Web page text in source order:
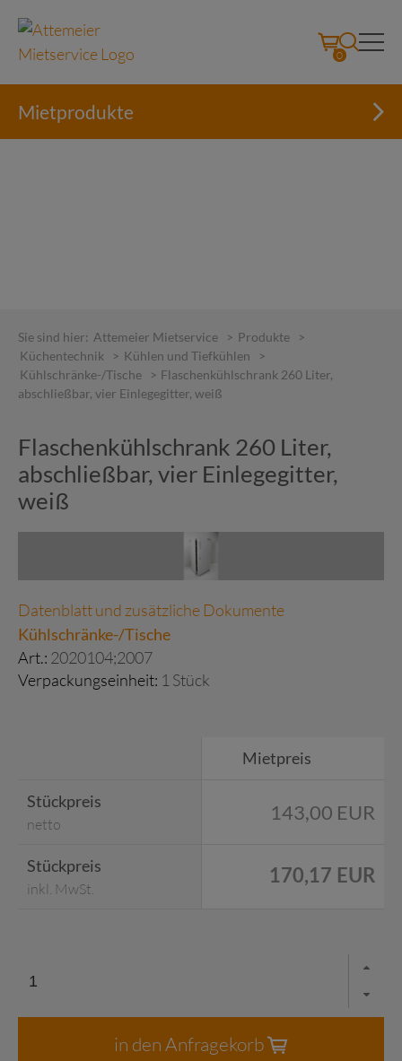
0
Mietprodukte
content
Sie sind hier: Attemeier Mietservice > Produkte
>
Küchentechnik
> Kühlen und Tiefkühlen
>
Kühlschränke-/Tische
> Flaschenkühlschrank 260 Liter,
abschließbar, vier Einlegegitter, weiß
Flaschenkühlschrank 260 Liter,
abschließbar, vier Einlegegitter,
weiß
Datenblatt und zusätzliche Dokumente
Kühlschränke-/Tische
Art.: 2020104;2007
Verpackungseinheit: 1 Stück
Mietpreis
Stückpreis
netto 143,00 EUR
Stückpreis
inkl. MwSt.
170,17 EUR
in den Anfragekorb